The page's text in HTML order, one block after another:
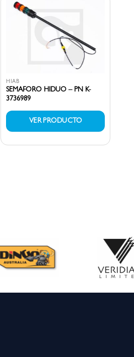
HIAB
SEMAFORO HIDUO – PN K-
3736989
VER PRODUCTO